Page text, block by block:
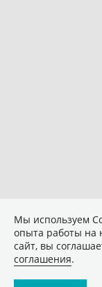
Мы используем
опыта работы на
сайт, вы
соглашения.